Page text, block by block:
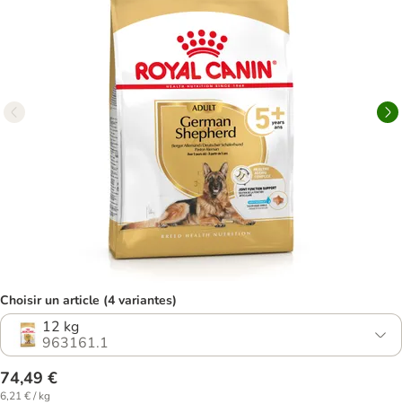
Choisir un article (4 variantes)
12 kg
963161.1
74,49 €
6,21 € / kg